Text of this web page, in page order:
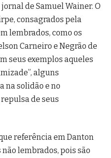
de Samuel Wainer. O
consagrados pela
lembrados, como os
Carneiro e Negrão de
seus exemplos aqueles
alguns
na solidão e no
de seus
referência em Danton
lembrados, pois são